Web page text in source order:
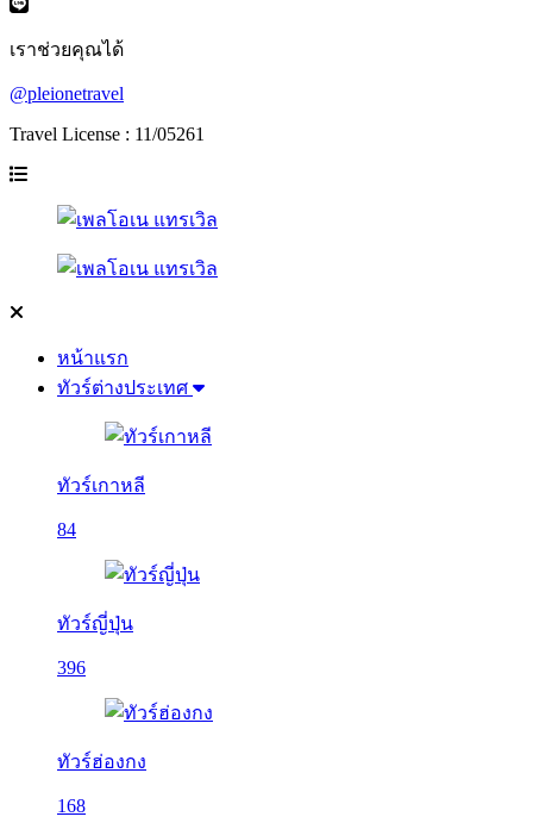
เราช่วยคุณได้
@pleionetravel
Travel License : 11/05261
หน้าแรก
ทัวร์ต่างประเทศ
ทัวร์เกาหลี
84
ทัวร์ญี่ปุ่น
396
ทัวร์ฮ่องกง
168